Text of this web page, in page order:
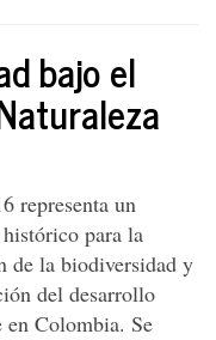
bajo el
representa un
para la
de la biodiversidad y
del desarrollo
en Colombia. Se